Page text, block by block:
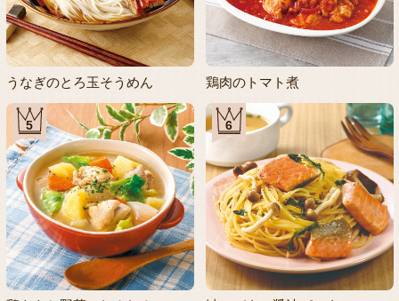
うなぎのとろ玉そうめん 鶏肉のトマト煮
5 6